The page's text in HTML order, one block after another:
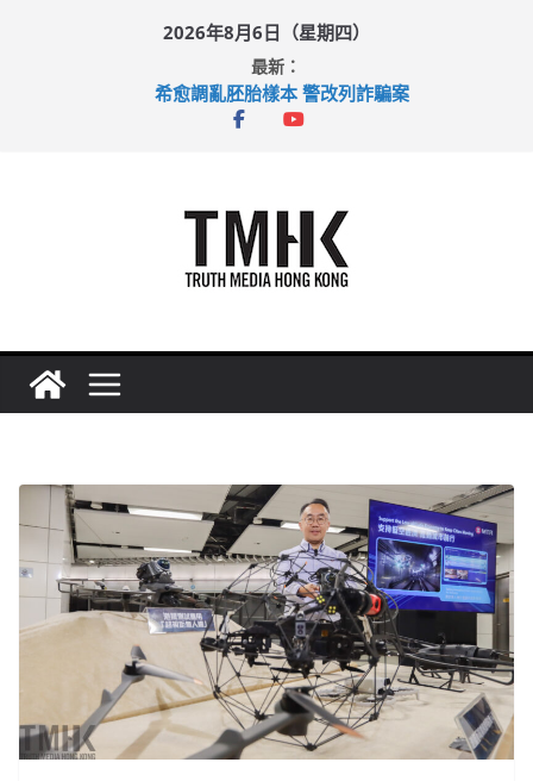
2026年8月6日（星期四）
最新：
希愈調亂胚胎樣本 警改列詐騙案
足球盛會次場激戰 祖雲達斯挫車路士